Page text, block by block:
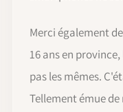
Merci également
16 ans en
pas les mêmes.
Tellement émue